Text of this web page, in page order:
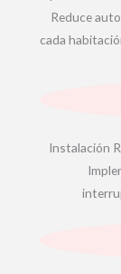
Reduce
cada
Instalación